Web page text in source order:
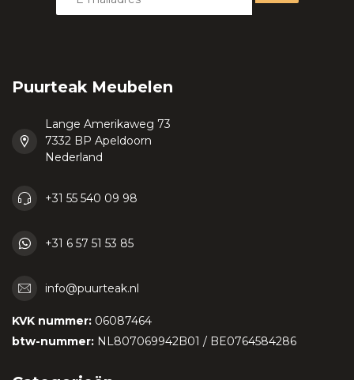
Puurteak Meubelen
Lange Amerikaweg 73
7332 BP Apeldoorn
Nederland
+31 55 540 09 98
+31 6 57 51 53 85
info@puurteak.nl
KVK nummer: 06087464
btw-nummer: NL807069942B01 / BE0764584286